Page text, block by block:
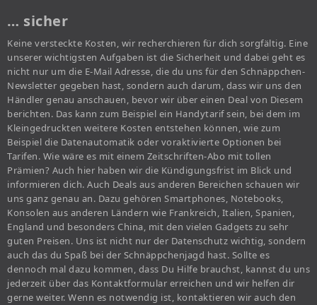
… sicher
Keine versteckte Kosten, wir recherchieren für dich sorgfältig. Eine
unserer wichtigsten Aufgaben ist die Sicherheit und dabei geht es
nicht nur um die E-Mail Adresse, die du uns für den Schnäppchen-
Newsletter gegeben hast, sondern auch darum, dass wir uns den
Händler genau anschauen, bevor wir über einen Deal von Diesem
berichten. Das kann zum Beispiel ein Handytarif sein, bei dem im
Kleingedruckten weitere Kosten entstehen können, wie zum
Beispiel die Datenautomatik oder voraktivierte Optionen bei
Tarifen. Wie wäre es mit einem Zeitschriften-Abo mit tollen
Prämien? Auch hier haben wir die Kündigungsfrist im Blick und
informieren dich. Auch Deals aus anderen Bereichen schauen wir
uns ganz genau an. Dazu gehören Smartphones, Notebooks,
Konsolen aus anderen Ländern wie Frankreich, Italien, Spanien,
England und besonders China, mit den vielen Gadgets zu sehr
guten Preisen. Uns ist nicht nur der Datenschutz wichtig, sondern
auch das du Spaß bei der Schnäppchenjagd hast. Sollte es
dennoch mal dazu kommen, dass Du Hilfe brauchst, kannst du uns
jederzeit über das Kontaktformular erreichen und wir helfen dir
gerne weiter. Wenn es notwendig ist, kontaktieren wir auch den